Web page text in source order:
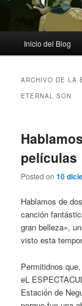
principal
Inicio del Blog
ARCHIVO DE LA
ETERNAL SON
películas
Posted on10
Hablamos de
canción
gran belleza»,
visto esta
Permitidnos
eL
Estación de